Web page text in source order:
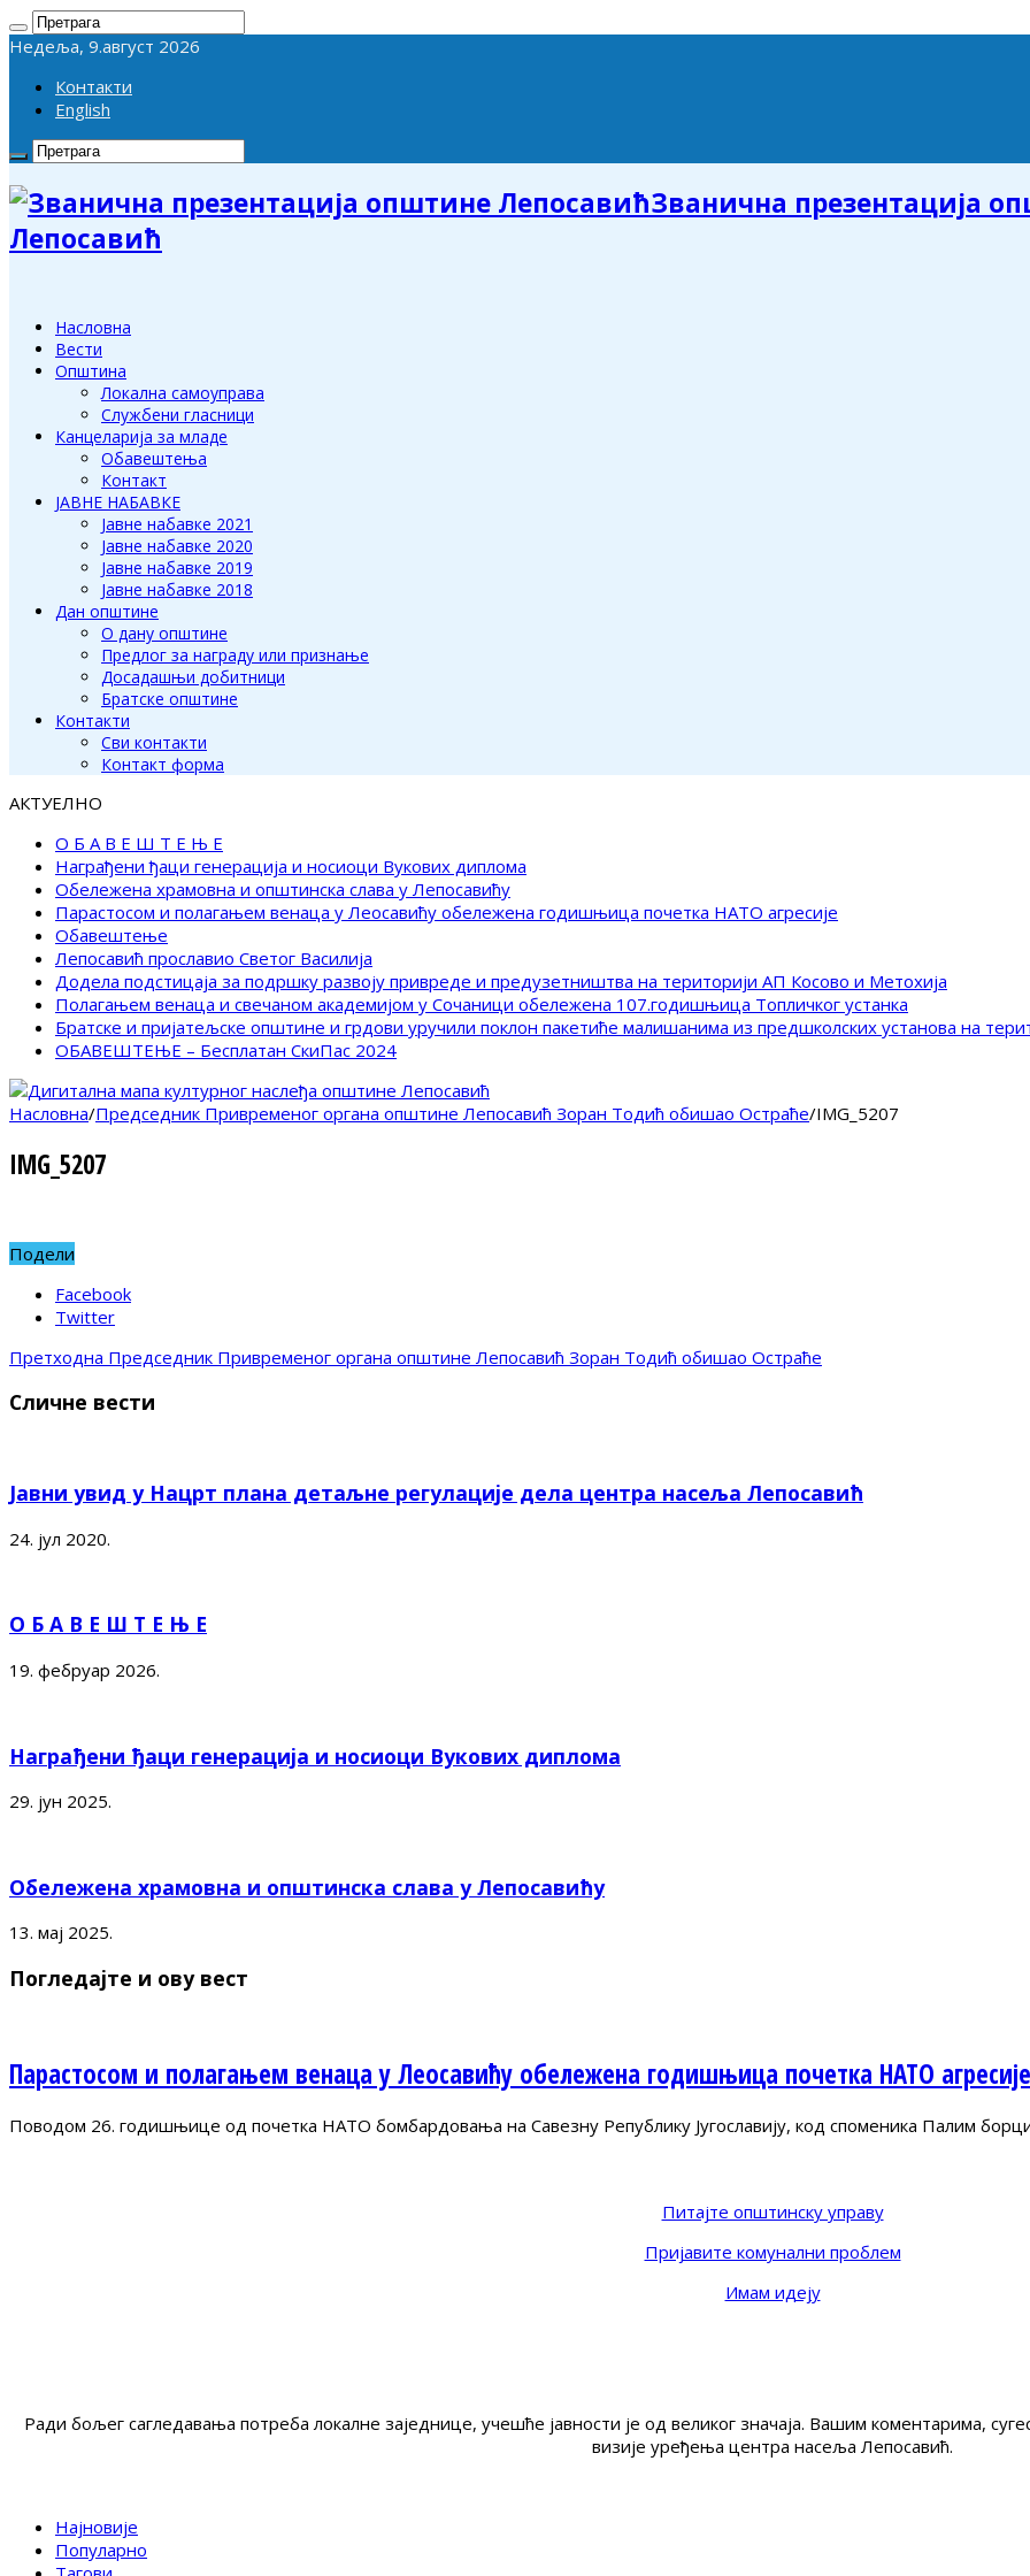
Недеља, 9.август 2026
Контакти
English
Званична презентација
Лепосавић
Насловна
Вести
Општина
Локална самоуправа
Службени гласници
Канцеларија за младе
Обавештења
Контакт
ЈАВНЕ НАБАВКЕ
Јавне набавке 2021
Јавне набавке 2020
Јавне набавке 2019
Јавне набавке 2018
Дан општине
О дану општине
Предлог за награду или признање
Досадашњи добитници
Братске општине
Контакти
Сви контакти
Контакт форма
АКТУЕЛНО
О Б А В Е Ш Т Е Њ Е
Награђени ђаци генерација и носиоци Вукових диплома
Обележена храмовна и општинска слава у Лепосавићу
Парастосом и полагањем венаца у Леосавићу обележена годишњица почетка НАТО агресије
Обавештење
Лепосавић прославио Светог Василија
Додела подстицаја за подршку развоју привреде и предузетништва на територији АП Косово и Метохија
Полагањем венаца и свечаном академијом у Сочаници обележена 107.годишњица Топличког устанка
Братске и пријатељске општине и грдови уручили поклон пакетиће малишанима из предшколских установа на
ОБАВЕШТЕЊЕ – Бесплатан СкиПас 2024
Насловна/Председник Привременог органа општине Лепосавић Зоран Тодић обишао Остраће/IMG_5207
IMG_5207
Подели
Facebook
Twitter
Претходна Председник Привременог органа општине Лепосавић Зоран Тодић обишао Остраће
Сличне вести
Јавни увид у Нацрт плана детаљне регулације дела центра насеља Лепосавић
24. јул 2020.
О Б А В Е Ш Т Е Њ Е
19. фебруар 2026.
Награђени ђаци генерација и носиоци Вукових диплома
29. јун 2025.
Обележена храмовна и општинска слава у Лепосавићу
13. мај 2025.
Погледајте и ову вест
Парастосом и полагањем венаца у Леосавићу обележена годишњица почетка НАТО агресије
Поводом 26. годишњице од почетка НАТО бомбардовања на Савезну Републику Југославију, код споменика Палим
Питајте општинску управу
Пријавите комунални проблем
Имам идеју
Ради бољег сагледавања потреба локалне заједнице, учешће јавности је од великог значаја. Вашим коментарима,
визије уређења центра насеља Лепосавић.
Најновије
Популарно